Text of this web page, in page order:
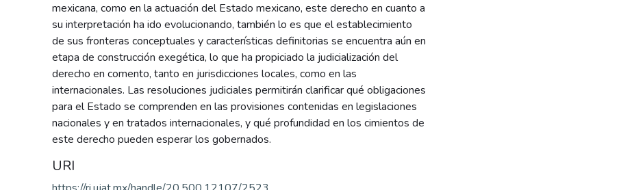
mexicana, como en la actuación del Estado mexicano, este derecho en cuanto a
su interpretación ha ido evolucionando, también lo es que el establecimiento
de sus fronteras conceptuales y características definitorias se encuentra aún en
etapa de construcción exegética, lo que ha propiciado la judicialización del
derecho en comento, tanto en jurisdicciones locales, como en las
internacionales. Las resoluciones judiciales permitirán clarificar qué obligaciones
para el Estado se comprenden en las provisiones contenidas en legislaciones
nacionales y en tratados internacionales, y qué profundidad en los cimientos de
este derecho pueden esperar los gobernados.
URI